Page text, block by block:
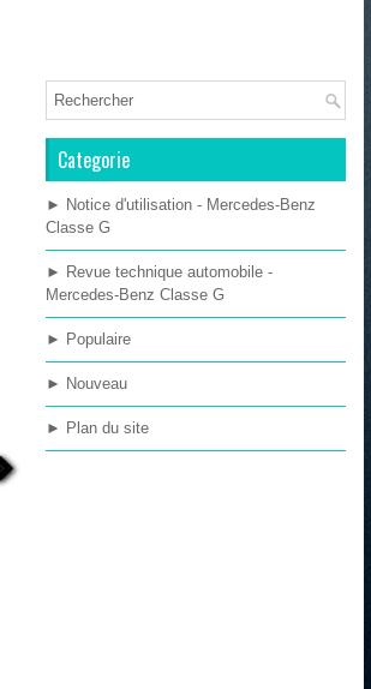
Categorie
► Notice d'utilisation - Mercedes-Benz
Classe G
► Revue technique automobile -
Mercedes-Benz Classe G
► Populaire
► Nouveau
► Plan du site